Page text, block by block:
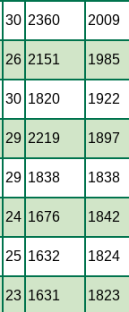
30 2360 2009
26 2151 1985
30 1820 1922
29 2219 1897
29 1838 1838
24 1676 1842
25 1632 1824
23 1631 1823